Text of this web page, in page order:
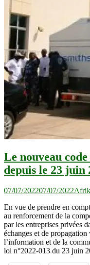
Le nouveau
depuis le 23 juin
07/07/202207/07/2022
En vue de prendre en
au renforcement de la
par les entreprises privées
échanges et de
l’information et de la
loi n°2022-013 du 23 juin